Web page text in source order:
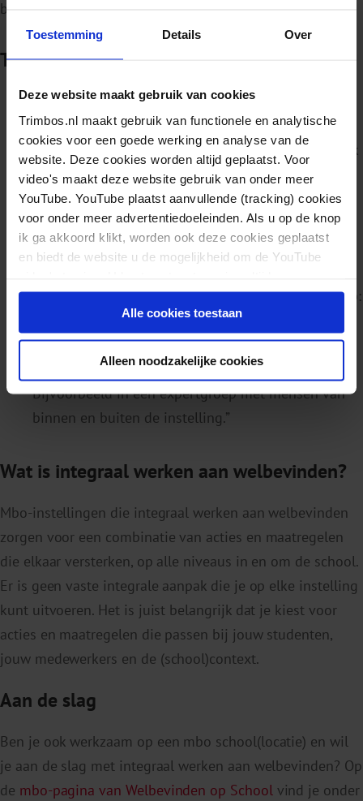
Toestemming Details Over
Deze website maakt gebruik van cookies
Trimbos.nl maakt gebruik van functionele en analytische
cookies voor een goede werking en analyse van de
website. Deze cookies worden altijd geplaatst. Voor
video's maakt deze website gebruik van onder meer
YouTube. YouTube plaatst aanvullende (tracking) cookies
voor onder meer advertentiedoeleinden. Als u op de knop
ik ga akkoord klikt, worden ook deze cookies geplaatst
en biedt de website u de mogelijkheid om de YouTube
intrekken.
Alle cookies toestaan
Alleen noodzakelijke cookies
betrokken blijft.”
Tips van MBO Utrecht
Organiseer kenniscafés voor alle medewerkers over
thema’s die raken aan het welbevinden van
studenten. Nora: “Een bijeenkomst had als thema ‘Ik
ben niet gek’, over hoe we reageren op mensen die
een stoornis hebben. En ik heb een keer een
workshop gegeven over vooroordelen die we
hebben over hoe studenten met geld omgaan.”
elkaar en zorg dat je elkaar regelmatig spreekt. Map:
“Wat heel erg helpt is dat we elkaar gewoon zien.
Dus dat we het zo hebben georganiseerd dat je het
thema welbevinden met elkaar kunt bespreken.
Bijvoorbeeld in een expertgroep met mensen van
binnen en buiten de instelling.”
Wat is integraal werken aan welbevinden?
Mbo-instellingen die integraal werken aan welbevinden
zorgen voor een combinatie van acties en maatregelen
die elkaar versterken, op alle niveaus in en om de school.
Er is geen vaste integrale aanpak die je op elke instelling
kunt uitvoeren. Het is juist belangrijk dat je kiest voor
acties en maatregelen die passen bij jouw studenten,
jouw medewerkers en de (school)context.
Aan de slag
Ben je ook werkzaam op een mbo school(locatie) en wil
je aan de slag met integraal werken aan welbevinden? Op
de mbo-pagina van Welbevinden op Schoolvind je onder